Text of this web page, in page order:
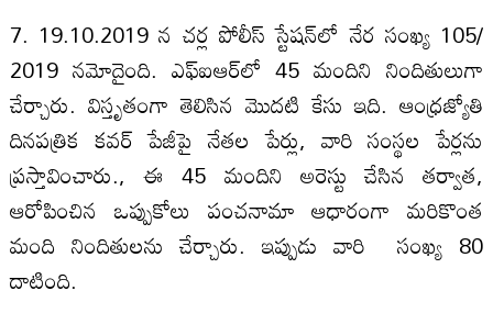
7. 19.10.2019 న చర్ల పోలీస్ స్టేషన్‌లో నేర సంఖ్య 105/
2019 నమోదైంది. ఎఫ్‌ఐఆర్‌లో 45 మందిని నిందితులుగా
చేర్చారు. విస్తృతంగా తెలిసిన మొదటి కేసు ఇది. ఆంధ్రజ్యోతి
దినపత్రిక కవర్ పేజీపై నేతల పేర్లు, వారి సంస్థల పేర్లను
ప్రస్తావించారు., ఈ 45 మందిని అరెస్టు చేసిన తర్వాత,
ఆరోపించిన ఒప్పుకోలు పంచనామా ఆధారంగా మరికొంత
మంది నిందితులను చేర్చారు. ఇప్పుడు వారి సంఖ్య 80
దాటింది.